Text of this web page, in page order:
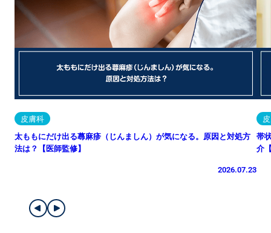
皮膚科
太ももにだけ出る蕁麻疹（じんましん）が気になる。原因と対処方
法は？【医師監修】
2026.07.23
帯
介